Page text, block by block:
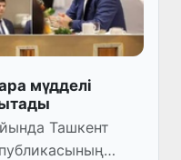
мүдделі
Ташкент